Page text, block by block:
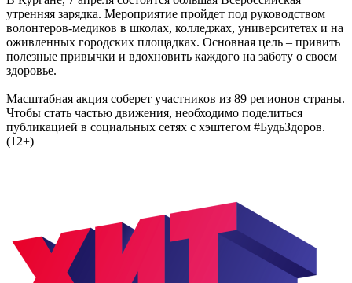
утренняя зарядка. Мероприятие пройдет под руководством
волонтеров-медиков в школах, колледжах, университетах и на
оживленных городских площадках. Основная цель – привить
полезные привычки и вдохновить каждого на заботу о своем
здоровье.
Масштабная акция соберет участников из 89 регионов страны.
Чтобы стать частью движения, необходимо поделиться
публикацией в социальных сетях с хэштегом #БудьЗдоров.
(12+)